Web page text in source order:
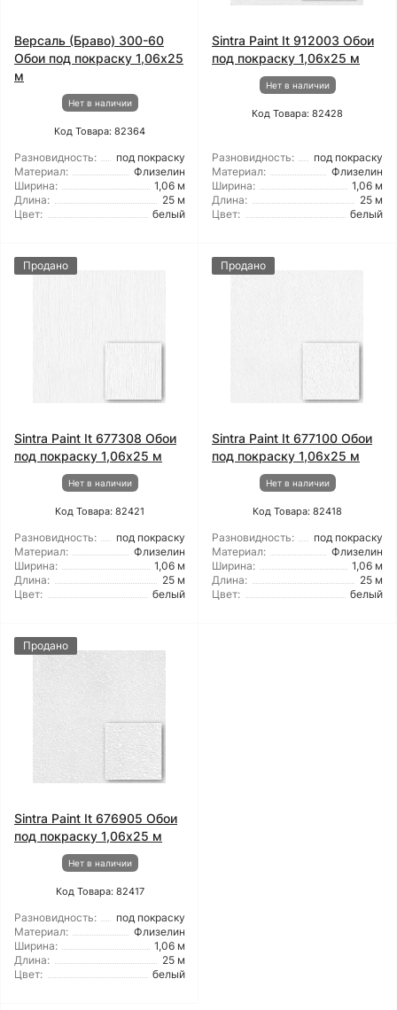
Версаль (Браво) 300-60
Обои под покраску 1,06x25
м
Нет в наличии
Код Товара: 82364
Разновидность:
под покраску
Материал:
Флизелин
Ширина:
1,06 м
Длина:
25 м
Цвет:
белый
Sintra Paint It 912003 Обои
под покраску 1,06x25 м
Нет в наличии
Код Товара: 82428
Разновидность:
под покраску
Материал:
Флизелин
Ширина:
1,06 м
Длина:
25 м
Цвет:
белый
Продано
Sintra Paint It 677308 Обои
под покраску 1,06x25 м
Нет в наличии
Код Товара: 82421
Разновидность:
под покраску
Материал:
Флизелин
Ширина:
1,06 м
Длина:
25 м
Цвет:
белый
Продано
Sintra Paint It 677100 Обои
под покраску 1,06x25 м
Нет в наличии
Код Товара: 82418
Разновидность:
под покраску
Материал:
Флизелин
Ширина:
1,06 м
Длина:
25 м
Цвет:
белый
Продано
Sintra Paint It 676905 Обои
под покраску 1,06x25 м
Нет в наличии
Код Товара: 82417
Разновидность:
под покраску
Материал:
Флизелин
Ширина:
1,06 м
Длина:
25 м
Цвет:
белый